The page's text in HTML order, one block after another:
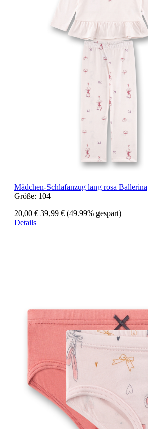
Mädchen-Schlafanzug lang rosa Ballerina
Größe: 104
20,00 € 39,99 € (49.99% gespart)
Details